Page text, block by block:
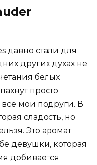
давно стали для
других духах не
белых
просто
все мои подруги. В
сладость, но
Это аромат
девушки, которая
добивается